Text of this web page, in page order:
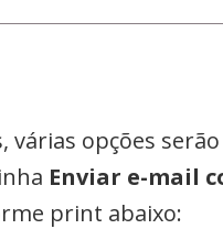
opções
Enviar e-mail
print abaixo: